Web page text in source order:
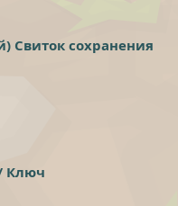
Свиток сохранения
Ключ